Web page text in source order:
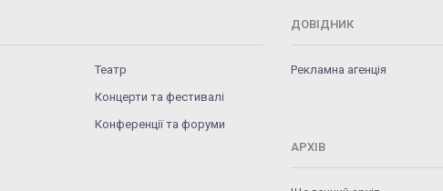
Театр
Концерти та фестивалі
Конференції та форуми
ДОВІДНИК
Рекламна агенція
АРХІВ